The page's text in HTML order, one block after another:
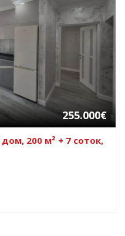
255.000€
200 м² + 7 соток,